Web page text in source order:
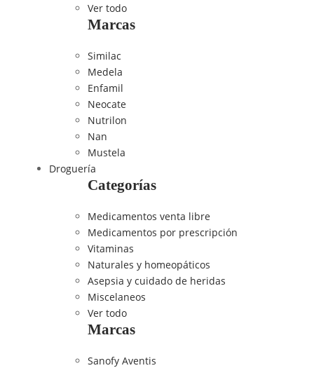
Ver todo
Marcas
Similac
Medela
Enfamil
Neocate
Nutrilon
Nan
Mustela
Droguería
Categorías
Medicamentos venta libre
Medicamentos por prescripción
Vitaminas
Naturales y homeopáticos
Asepsia y cuidado de heridas
Miscelaneos
Ver todo
Marcas
Sanofy Aventis